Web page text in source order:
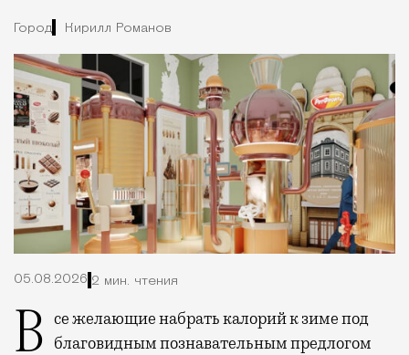
Город Кирилл Романов
05.08.2026 2 мин. чтения
Все желающие набрать калорий к зиме под благовидным познавательным предлогом